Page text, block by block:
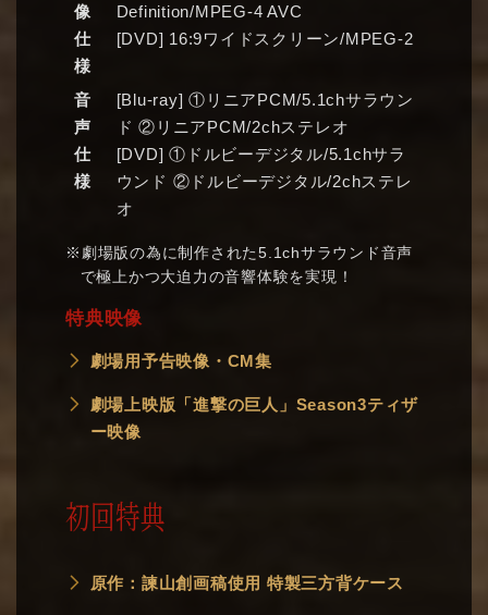
像
仕
様
Definition/MPEG-4 AVC
[DVD] 16:9ワイドスクリーン/MPEG-2
音
声
仕
様
[Blu-ray] ①リニアPCM/5.1chサラウン
ド ②リニアPCM/2chステレオ
[DVD] ①ドルビーデジタル/5.1chサラ
ウンド ②ドルビーデジタル/2chステレ
オ
※劇場版の為に制作された5.1chサラウンド音声
で極上かつ大迫力の音響体験を実現！
特典映像
劇場用予告映像・CM集
劇場上映版「進撃の巨人」Season3ティザ
ー映像
初回特典
原作：諫山創画稿使用 特製三方背ケース